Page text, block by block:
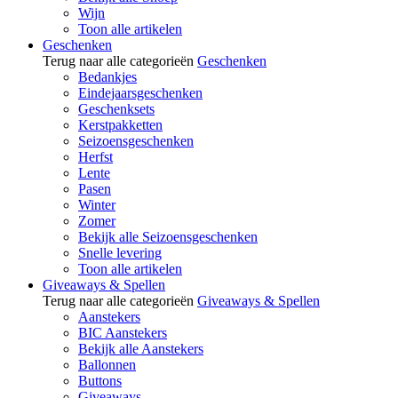
Wijn
Toon alle artikelen
Geschenken
Terug naar alle categorieën Geschenken
Bedankjes
Eindejaarsgeschenken
Geschenksets
Kerstpakketten
Seizoensgeschenken
Herfst
Lente
Pasen
Winter
Zomer
Bekijk alle Seizoensgeschenken
Snelle levering
Toon alle artikelen
Giveaways & Spellen
Terug naar alle categorieën Giveaways & Spellen
Aanstekers
BIC Aanstekers
Bekijk alle Aanstekers
Ballonnen
Buttons